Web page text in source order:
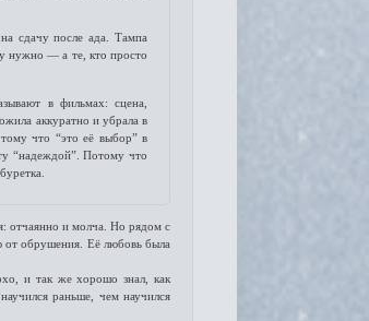
сдачу после ада. Тампа
нужно — а те, кто просто
в фильмах: сцена,
аккуратно и убрала в
что “это её выбор” в
“надеждой”. Потому что
отчаянно и молча. Но рядом с
от обрушения. Её любовь была
и так же хорошо знал, как
раньше, чем научился